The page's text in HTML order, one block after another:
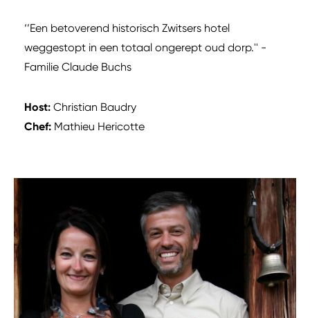
‘’Een betoverend historisch Zwitsers hotel
weggestopt in een totaal ongerept oud dorp.'' -
Familie Claude Buchs
Host: Christian Baudry
Chef: Mathieu Hericotte